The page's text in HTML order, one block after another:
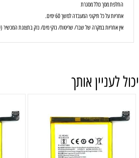
החלפת מסך כולל מסגרת
אחריות על כל תיקוני המעבדה למשך 60 ימים.
אין אחריות במקרה של שבר/ שריטות/ נזקי מים/ נזק בתצוגת המכשיר (LCD)
יכול לעניין אותך